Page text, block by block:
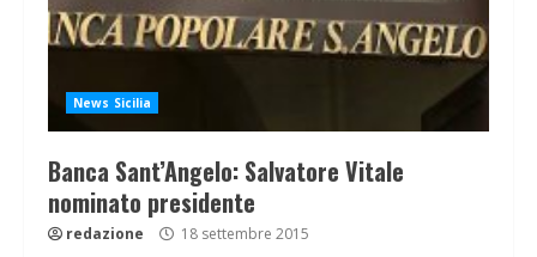
News Sicilia
Banca Sant’Angelo: Salvatore Vitale
nominato presidente
redazione 18 settembre 2015